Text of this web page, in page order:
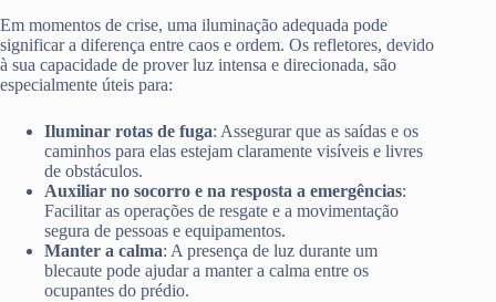
Em momentos de crise, uma iluminação adequada pode
significar a diferença entre caos e ordem. Os refletores, devido
à sua capacidade de prover luz intensa e direcionada, são
especialmente úteis para:
Iluminar rotas de fuga: Assegurar que as saídas e os
caminhos para elas estejam claramente visíveis e livres
de obstáculos.
Auxiliar no socorro e na resposta a emergências:
Facilitar as operações de resgate e a movimentação
segura de pessoas e equipamentos.
Manter a calma: A presença de luz durante um
blecaute pode ajudar a manter a calma entre os
ocupantes do prédio.